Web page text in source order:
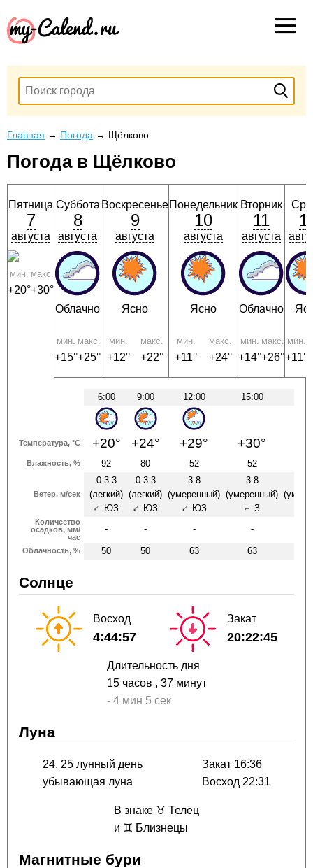
Главная → Погода → Щёлково
Погода в Щёлково
Пятница
7
августа
мин.
+20°
макс.
+30°
Суббота
8
августа
Облачно
мин.
+15°
макс.
+25°
Воскресенье
9
августа
Ясно
мин.
+12°
макс.
+22°
Понедельник
10
августа
Ясно
мин.
+11°
макс.
+24°
Вторник
11
августа
Облачно
мин.
+14°
макс.
+26°
мин.
+11°
6:00 9:00 12:00 15:00
Температура, °C +20° +24° +29° +30°
Влажность, % 92 80 52 52
Ветер, м/сек
0.3-3
(легкий)
↑ ЮЗ
0.3-3
(легкий)
↑ ЮЗ
3-8
(умеренный)
↑ЮЗ
3-8
(умеренный)
↑З
Количество
осадков, мм/
час
- - - -
Облачность, % 50 50 63 63
Солнце
Восход
4:44:57
Закат
20:22:45
Длительность дня
15 часов , 37 минут
- 4 мин 5 сек
Луна
24, 25 лунный день
убывающая луна
Закат 16:36
Восход 22:31
В знаке ♉ Телец
и ♊ Близнецы
Магнитные бури